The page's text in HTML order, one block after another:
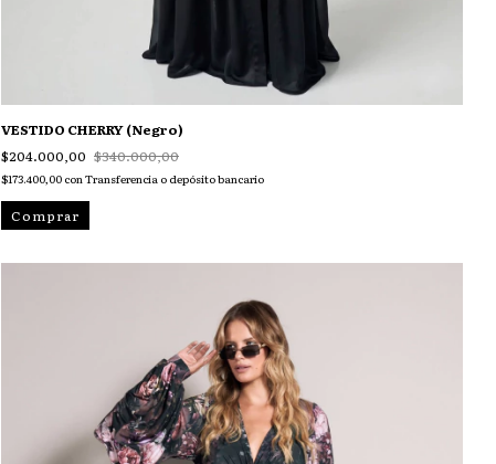
VESTIDO CHERRY (Negro)
$204.000,00 $340.000,00
$173.400,00 conTransferencia o depósito bancario
Comprar